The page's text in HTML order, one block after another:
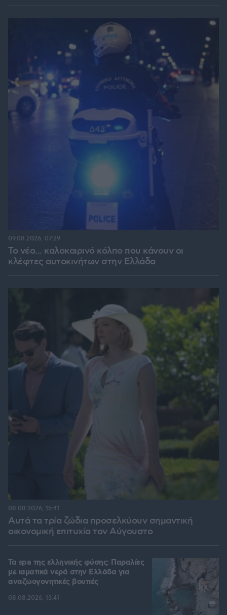
Το νέο... καλοκαιρινό κόλπο που κάνουν οι
κλέφτες αυτοκινήτων στην Ελλάδα
09.08.2026, 07:29
Αυτά τα τρία ζώδια προσελκύουν σημαντική
οικονομική επιτυχία τον Αύγουστο
08.08.2026, 15:41
Τα spa της ελληνικής φύσης: Παραλίες
με ιαματικά νερά στην Ελλάδα για
αναζωογονητικές βουτιές
08.08.2026, 13:41